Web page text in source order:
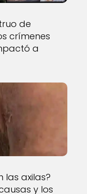
de
crímenes
a
las axilas?
y los